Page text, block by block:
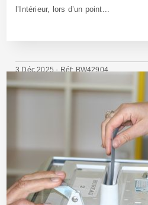
l’Intérieur, lors d’un point...
3 Déc 2025 - Réf: BW42904